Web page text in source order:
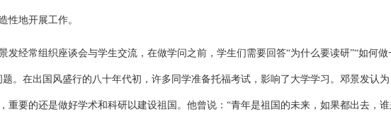
性地开展工作。
发经常组织座谈会与学生交流，在做学问之前，学生们需要回答“为什么要读研”“如何做
。在出国风盛行的八十年代初，许多同学准备托福考试，影响了大学学习。邓景发认
重要的还是做好学术和科研以建设祖国。他曾说：“青年是祖国的未来，如果都出去，